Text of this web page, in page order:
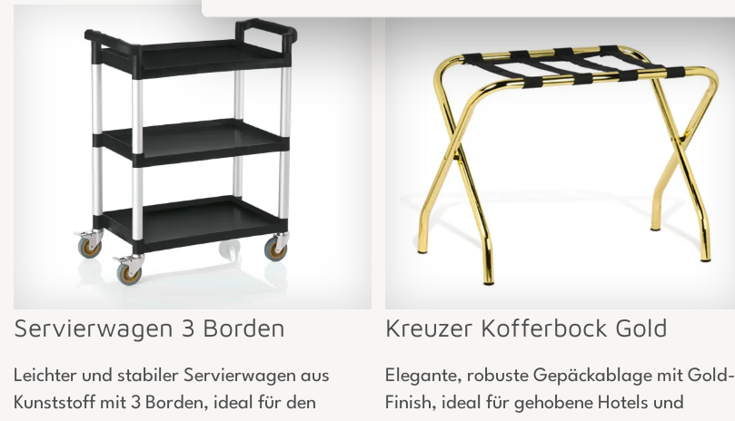
Servierwagen 3 Borden
Leichter und stabiler Servierwagen aus
Kunststoff mit 3 Borden, ideal für den
Kreuzer Kofferbock Gold
Elegante, robuste Gepäckablage mit Gold-
Finish, ideal für gehobene Hotels und